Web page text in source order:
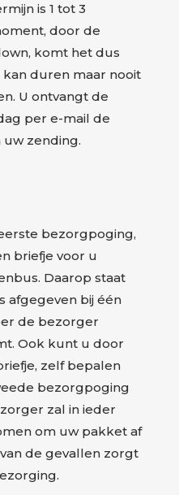
is 1 tot 3
door de
komt het dus
duren maar nooit
U ontvangt de
per e-mail de
uw zending.
bezorgpoging,
briefje voor u
Daarop staat
afgegeven bij één
de bezorger
Ook kunt u door
zelf bepalen
bezorgpoging
zal in ieder
om uw pakket af
de gevallen zorgt